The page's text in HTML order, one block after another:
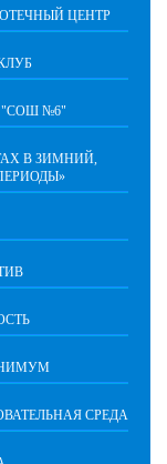
ЦЕНТР
№6"
В ЗИМНИЙ,
СРЕДА